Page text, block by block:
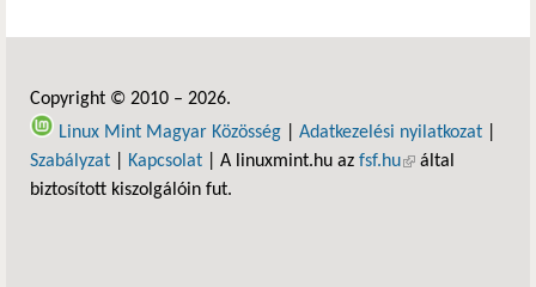
Copyright © 2010 – 2026.
Linux Mint Magyar Közösség
Adatkezelési nyilatkozat
Szabályzat
Kapcsolat | A linuxmint.hu az fsf.hu(külső hivatkozás)
által
biztosított kiszolgálóin fut.